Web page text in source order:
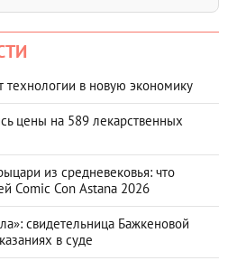
технологии в новую экономику
цены на 589 лекарственных
из средневековья: что
Comic Con Astana 2026
свидетельница Бажкеновой
в суде